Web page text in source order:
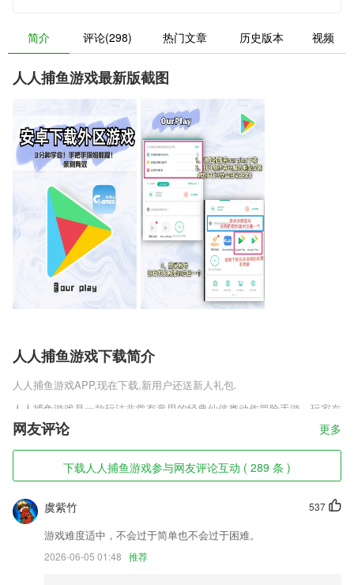
简介 评论(298) 热门文章 历史版本 视频
人人捕鱼游戏最新版截图
人人捕鱼游戏下载简介
人人捕鱼游戏APP,现在下载,新用户还送新人礼包.
人人捕鱼游戏是一款玩法非常有意思的经典仙侠类动作冒险手游，玩家在
这款游戏中是可以快速的进行提升战力值，而且玩家的战力值越强获取的
奖励也就越多，玩家一定要在这款游戏中体验各种各样的玩法，这样子玩
家才能获取更多的资源。
人人捕鱼游戏软件特色
1,覆盖范围广、应用频率高的政务服务事项，将向皖事通app延伸，让老
百姓可以“掌上办”、“指尖办”。
网友评论 更多
下载人人捕鱼游戏参与网友评论互动 ( 289 条 )
537
虞紫竹
游戏难度适中，不会过于简单也不会过于困难。
2026-06-05 01:48 推荐